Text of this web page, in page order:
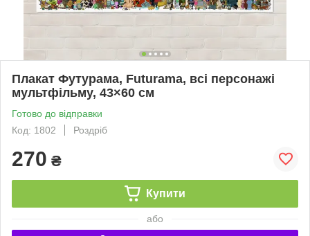
Плакат Футурама, Futurama, всі персонажі
мультфільму, 43×60 см
Готово до відправки
Код: 1802
Роздріб
270 ₴
Купити
або